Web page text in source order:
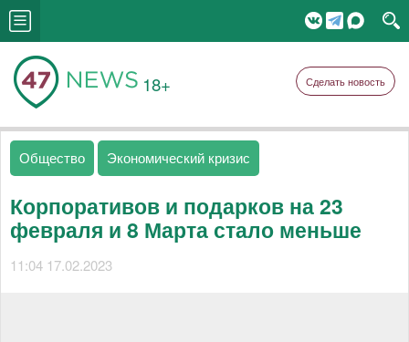
18+ Сделать новость
Общество Экономический кризис
Корпоративов и подарков на 23
февраля и 8 Марта стало меньше
11:04 17.02.2023